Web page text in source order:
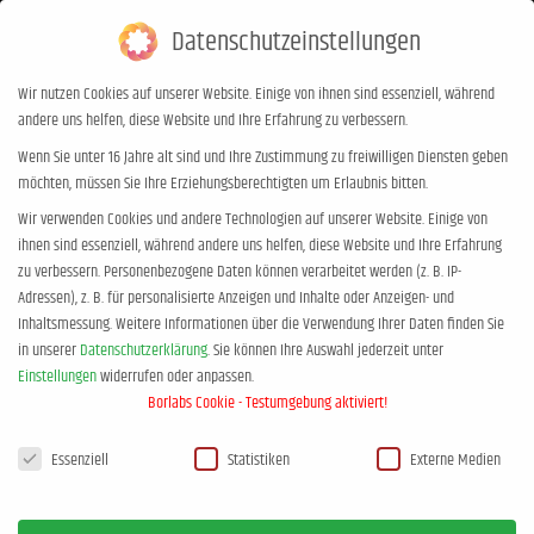
0,00€
Grenzen setzen ist (k)ein
Kinderspiel – in Wolfsburg DE
Sie befinden sich hier:
Start Event Grenzen setzen ist (k)ein Kinderspiel…
SEPTEMBER, 2026
Datenschutzeinstellungen
Wir nutzen Cookies auf unserer Website. Einige von ihnen sind essenziell, während
andere uns helfen, diese Website und Ihre Erfahrung zu verbessern.
Wenn Sie unter 16 Jahre alt sind und Ihre Zustimmung zu freiwilligen Diensten geben
möchten, müssen Sie Ihre Erziehungsberechtigten um Erlaubnis bitten.
Wir verwenden Cookies und andere Technologien auf unserer Website. Einige von
ihnen sind essenziell, während andere uns helfen, diese Website und Ihre Erfahrung
zu verbessern.Personenbezogene Daten können verarbeitet werden (z. B. IP-
Adressen), z. B. für personalisierte Anzeigen und Inhalte oder Anzeigen- und
Inhaltsmessung.Weitere Informationen über die Verwendung Ihrer Daten finden Sie
in unsererDatenschutzerklärung.Sie können Ihre Auswahl jederzeit unter
Einstellungenwiderrufen oder anpassen.
Borlabs Cookie - Testumgebung aktiviert!
Datenschutzeinstellungen
Essenziell Statistiken Externe Medien